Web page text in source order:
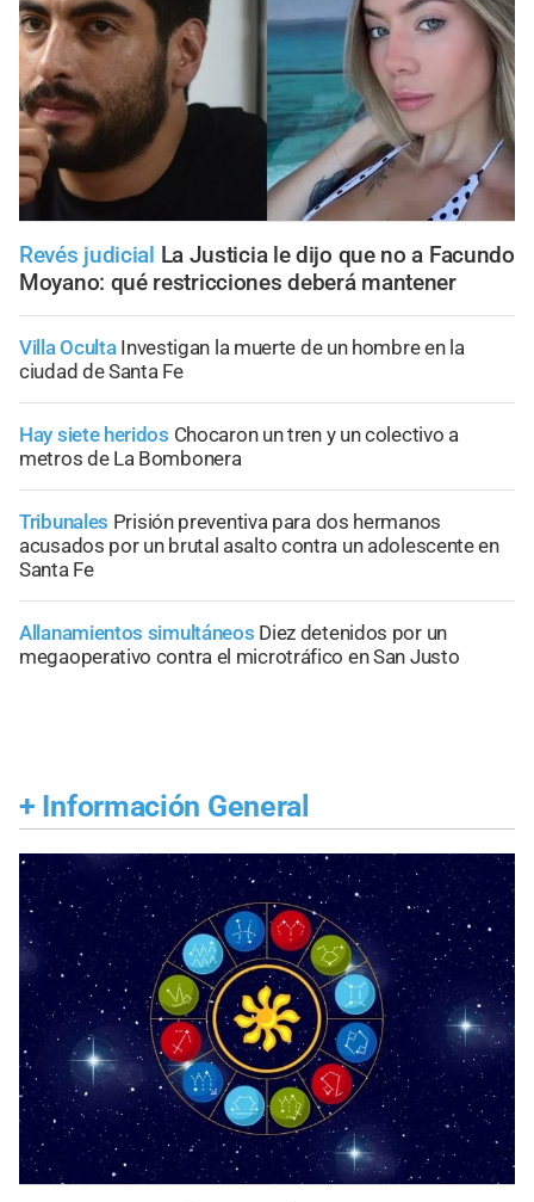
Revés judicial La Justicia le dijo que no a Facundo
Moyano: qué restricciones deberá mantener
Villa Oculta Investigan la muerte de un hombre en la
ciudad de Santa Fe
Hay siete heridos Chocaron un tren y un colectivo a
metros de La Bombonera
Tribunales Prisión preventiva para dos hermanos
acusados por un brutal asalto contra un adolescente en
Santa Fe
Allanamientos simultáneos Diez detenidos por un
megaoperativo contra el microtráfico en San Justo
+ Información General